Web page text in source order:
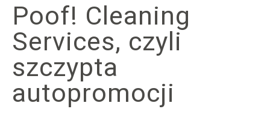
Poof! Cleaning
Services, czyli
szczypta
autopromocji